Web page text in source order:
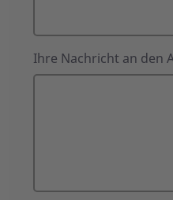
Ihre Nachricht an den